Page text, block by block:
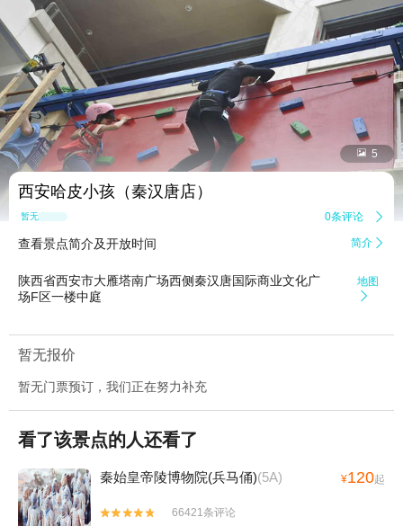
 5
西安哈皮小孩（秦汉唐店）
暂无点评 0条评论 
查看景点简介及开放时间 简介 
陕西省西安市大雁塔南广场西侧秦汉唐国际商业文化广
场F区一楼中庭
地图

暂无报价
暂无门票预订，我们正在努力补充
看了该景点的人还看了
秦始皇帝陵博物院(兵马俑)(5A) ¥120起


66421条评论
